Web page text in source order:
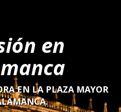
en
EN LA PLAZA MAYOR